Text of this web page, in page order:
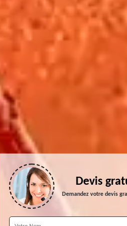
Devis
Demandez votre devis